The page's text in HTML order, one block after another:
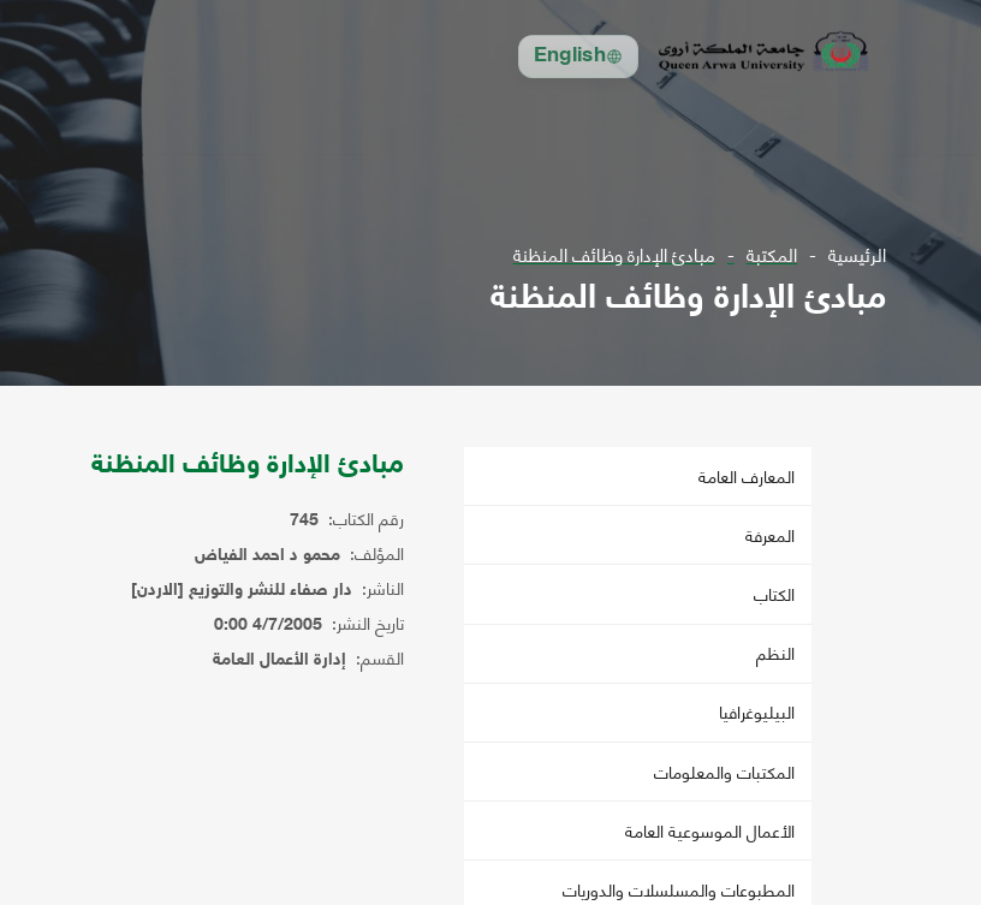
English
الرئيسية المكتبة مبادئ الإدارة وظائف المنظنة
مبادئ الإدارة وظائف المنظنة
المعارف العامة
المعرفة
الكتاب
النظم
البيليوغرافيا
المكتبات والمعلومات
الأعمال الموسوعية العامة
المطبوعات والمسلسلات والدوريات
مبادئ الإدارة وظائف المنظنة
رقم الكتاب: 745
المؤلف: محمو د احمد الفياض
الناشر: دار صفاء للنشر والتوزيع [الاردن]
تاريخ النشر: 4/7/2005 0:00
القسم: إدارة الأعمال العامة